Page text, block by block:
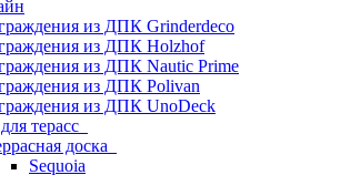
из ДПК Grinderdeco
из ДПК Holzhof
из ДПК Nautic Prime
из ДПК Polivan
из ДПК UnoDeck
терасс
доска
Sequoia